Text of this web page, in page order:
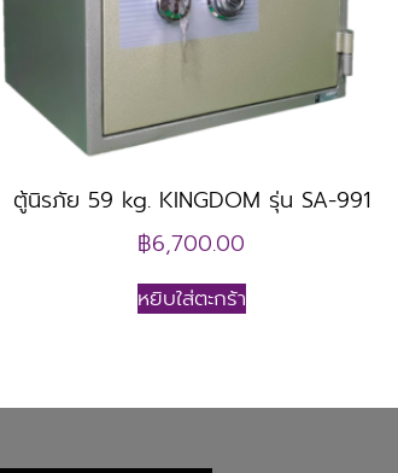
ตู้นิรภัย 59 kg. KINGDOM รุ่น SA-991
฿6,700.00
หยิบใส่ตะกร้า